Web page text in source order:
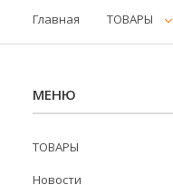
Главная ТОВАРЫ
ТОВАРЫ
Новости